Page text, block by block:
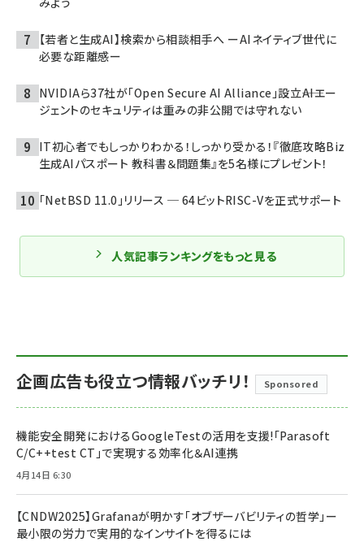
【若者と生成AI】検索から相談相手へ ーAIネイティブ世代に
必要な距離感ー
NVIDIAら37社が「Open Secure AI Alliance」設立――AIエー
ジェントのセキュリティは重みの非公開では守れない
IT初心者でもしっかりわかる！しっかり受かる！『徹底攻略Biz
生成AIパスポート 教科書＆問題集』を5名様にプレゼント！
「NetBSD 11.0」リリース ─ 64ビットRISC-Vを正式サポート
人気記事ランキングをもっと見る
企画広告も役立つ情報バッチリ！ Sponsored
機能安全開発におけるGoogleTestの活用を支援!「Parasoft
C/C++test CT」で実現する効率化＆AI連携
4月14日 6:30
【CNDW2025】Grafanaが明かす「オブザーバビリティの哲学」ー
最小限の労力で実用的なインサイトを得るには